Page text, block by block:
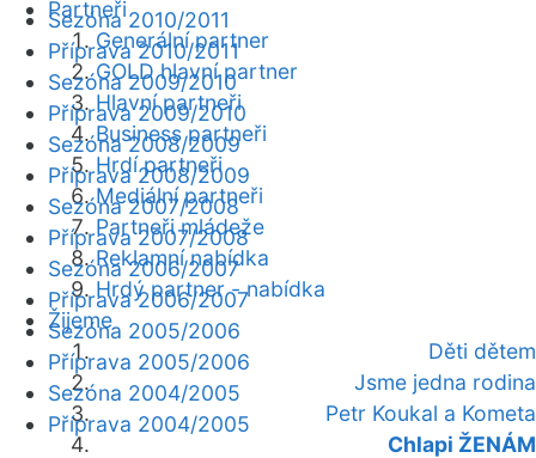
Partneři
Generální partner
GOLD hlavní partner
Hlavní partneři
Business partneři
Hrdí partneři
Mediální partneři
Partneři mládeže
Reklamní nabídka
Hrdý partner - nabídka
Žijeme
Děti dětem
Jsme jedna rodina
Petr Koukal a Kometa
Chlapi ŽENÁM
Sezóna 2010/2011
Příprava 2010/2011
Sezóna 2009/2010
Příprava 2009/2010
Sezóna 2008/2009
Příprava 2008/2009
Sezóna 2007/2008
Příprava 2007/2008
Sezóna 2006/2007
Příprava 2006/2007
Sezóna 2005/2006
Příprava 2005/2006
Sezóna 2004/2005
Příprava 2004/2005